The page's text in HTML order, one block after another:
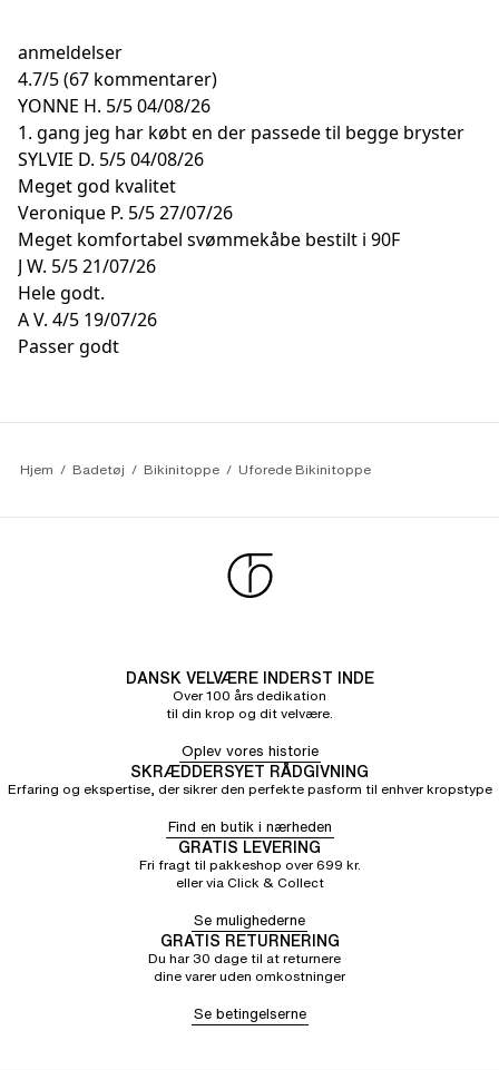
anmeldelser
4.7/5(67 kommentarer)
YONNE H. 5/504/08/26
1. gang jeg har købt en der passede til begge bryster
SYLVIE D. 5/504/08/26
Meget god kvalitet
Veronique P. 5/527/07/26
Meget komfortabel svømmekåbe bestilt i 90F
J W. 5/521/07/26
Hele godt.
A V. 4/5 19/07/26
Passer godt
Hjem Badetøj Bikinitoppe Uforede Bikinitoppe
DANSK VELVÆRE INDERST INDE
Over 100 års dedikation
til din krop og dit velvære.
Oplev vores historie
SKRÆDDERSYET RÅDGIVNING
Erfaring og ekspertise, der sikrer den perfekte pasform til enhver kropstype
Find en butik i nærheden
GRATIS LEVERING
Fri fragt til pakkeshop over 699 kr.
eller via Click & Collect
Se mulighederne
GRATIS RETURNERING
Du har 30 dage til at returnere
dine varer uden omkostninger
Se betingelserne